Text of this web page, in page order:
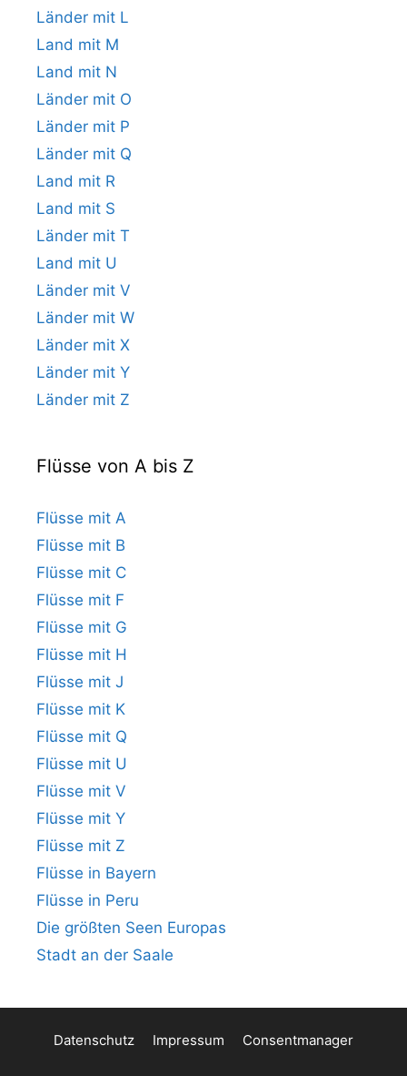
Länder mit L
Land mit M
Land mit N
Länder mit O
Länder mit P
Länder mit Q
Land mit R
Land mit S
Länder mit T
Land mit U
Länder mit V
Länder mit W
Länder mit X
Länder mit Y
Länder mit Z
Flüsse von A bis Z
Flüsse mit A
Flüsse mit B
Flüsse mit C
Flüsse mit F
Flüsse mit G
Flüsse mit H
Flüsse mit J
Flüsse mit K
Flüsse mit Q
Flüsse mit U
Flüsse mit V
Flüsse mit Y
Flüsse mit Z
Flüsse in Bayern
Flüsse in Peru
Die größten Seen Europas
Stadt an der Saale
Datenschutz Impressum Consentmanager